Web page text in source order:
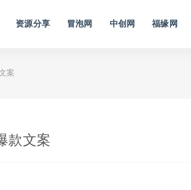
资源分享 冒泡网 中创网 福缘网
案
款文案